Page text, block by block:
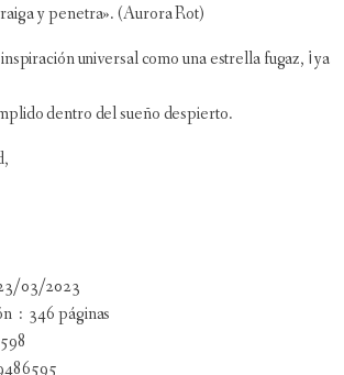
y penetra». (Aurora Rot)
universal como una estrella fugaz, ¡ya
dentro del sueño despierto.
03/2023
Longitud de impresión ‏ : ‎ 346 páginas